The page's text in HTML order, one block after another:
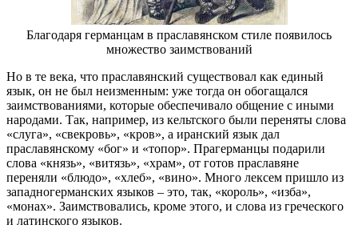
Благодаря германцам в праславянском стиле появилось
множество заимствований
Но в те века, что праславянский существовал как единый
язык, он не был неизменным: уже тогда он обогащался
заимствованиями, которые обеспечивало общение с иными
народами. Так, например, из кельтского были переняты слова
«слуга», «свекровь», «кров», а иранский язык дал
праславянскому «бог» и «топор». Прагерманцы подарили
слова «князь», «витязь», «храм», от готов праславяне
переняли «блюдо», «хлеб», «вино». Много лексем пришло из
западногерманских языков – это, так, «король», «изба»,
«монах». Заимствовались, кроме этого, и слова из греческого
и латинского языков.